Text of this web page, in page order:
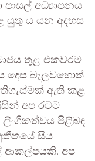
පාසල් අධ්‍යාපනය
යුතු ය යන අදහස
තුළ එකවරම
දෙස බැලුවහොත්
තිගැස්මක් ඇති කළ
අප රටට
පිළිබඳ
සිය
ආකල්පයකි. අප